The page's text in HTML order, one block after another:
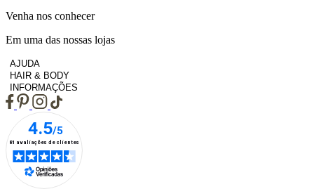
Venha nos conhecer
Em uma das nossas lojas
AJUDA
HAIR & BODY
INFORMAÇÕES